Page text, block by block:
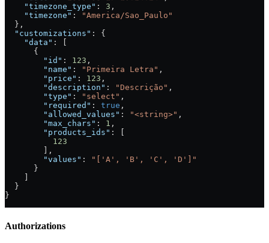
    "timezone_type"
: 3 ,
    "timezone"
:
"America/Sao_Paulo"
  },
  "customizations"
: {
    "data"
: [
      {
        "id"
: 123 ,
        "name"
: "Primeira Letra" ,
        "price"
: 123 ,
        "description"
: "Descrição" ,
        "type"
: "select" ,
        "required"
: true ,
        "allowed_values"
: "<string>" ,
        "max_chars"
: 1 ,
        "products_ids"
: [
          123
        ],
        "values"
:
"['A', 'B', 'C', 'D']"
      }
  }
}
Authorizations